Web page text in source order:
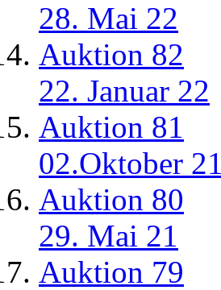
28. Mai 22
Auktion 82
22. Januar 22
Auktion 81
02.Oktober 21
Auktion 80
29. Mai 21
Auktion 79